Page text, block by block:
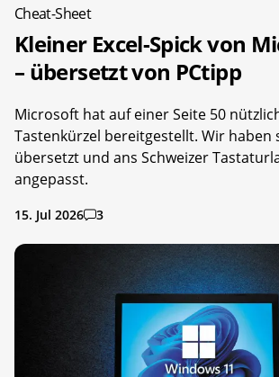
Cheat-Sheet
Kleiner Excel-Spick von
– übersetzt von PCtipp
Microsoft hat auf einer Seite 50
Tastenkürzel bereitgestellt. Wir haben
übersetzt und ans Schweizer
angepasst.
15. Jul 2026 3